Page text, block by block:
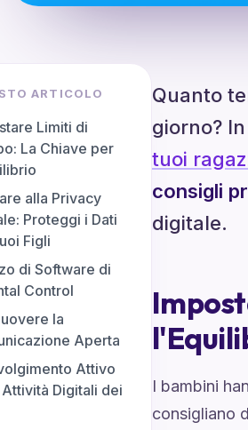
ARTICOLO
Limiti di
La Chiave per
alla Privacy
Proteggi i Dati
Figli
di Software di
Control
la
Aperta
Attivo
Digitali dei
Quanto
giorno?
tuoi
consigli
digitale.
I bambini
consigliano